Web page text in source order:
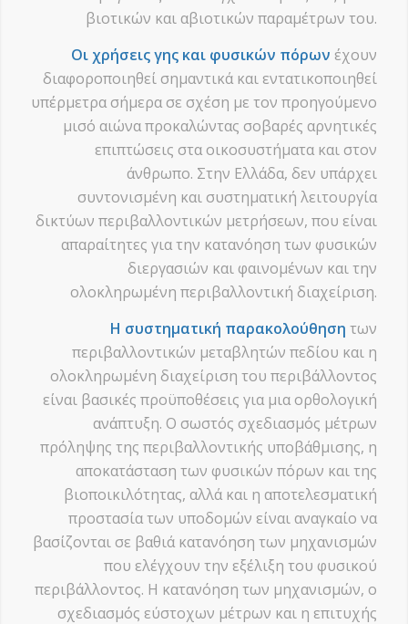
βιοτικών και αβιοτικών παραμέτρων του.
Οι χρήσεις γης και φυσικών πόρων έχουν
διαφοροποιηθεί σημαντικά και εντατικοποιηθεί
υπέρμετρα σήμερα σε σχέση με τον προηγούμενο
μισό αιώνα προκαλώντας σοβαρές αρνητικές
επιπτώσεις στα οικοσυστήματα και στον
άνθρωπο. Στην Ελλάδα, δεν υπάρχει
συντονισμένη και συστηματική λειτουργία
δικτύων περιβαλλοντικών μετρήσεων, που είναι
απαραίτητες για την κατανόηση των φυσικών
διεργασιών και φαινομένων και την
ολοκληρωμένη περιβαλλοντική διαχείριση.
Η συστηματική παρακολούθηση των
περιβαλλοντικών μεταβλητών πεδίου και η
ολοκληρωμένη διαχείριση του περιβάλλοντος
είναι βασικές προϋποθέσεις για μια ορθολογική
ανάπτυξη. Ο σωστός σχεδιασμός μέτρων
πρόληψης της περιβαλλοντικής υποβάθμισης, η
αποκατάσταση των φυσικών πόρων και της
βιοποικιλότητας, αλλά και η αποτελεσματική
προστασία των υποδομών είναι αναγκαίο να
βασίζονται σε βαθιά κατανόηση των μηχανισμών
που ελέγχουν την εξέλιξη του φυσικού
περιβάλλοντος. Η κατανόηση των μηχανισμών, ο
σχεδιασμός εύστοχων μέτρων και η επιτυχής